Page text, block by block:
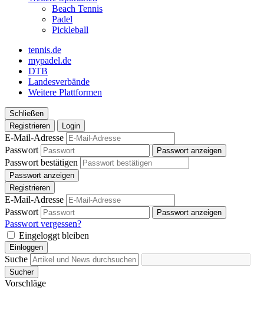
Beach Tennis
Padel
Pickleball
tennis.de
mypadel.de
DTB
Landesverbände
Weitere Plattformen
Schließen
Registrieren
Login
E-Mail-Adresse
Passwort
Passwort anzeigen
Passwort bestätigen
Passwort anzeigen
Registrieren
E-Mail-Adresse
Passwort
Passwort anzeigen
Passwort vergessen?
Eingeloggt bleiben
Einloggen
Suche
Sucher
Vorschläge